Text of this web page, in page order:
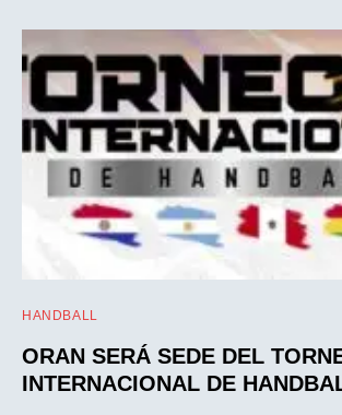
HANDBALL
ORAN SERÁ SEDE DEL
INTERNACIONAL DE